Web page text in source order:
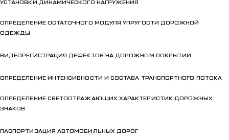
УСТАНОВКИ ДИНАМИЧЕСКОГО НАГРУЖЕНИЯ
ОПРЕДЕЛЕНИЕ ОСТАТОЧНОГО МОДУЛЯ УПРУГОСТИ ДОРОЖНОЙ
ОДЕЖДЫ
ВИДЕОРЕГИСТРАЦИЯ ДЕФЕКТОВ НА ДОРОЖНОМ ПОКРЫТИИ
ОПРЕДЕЛЕНИЕ ИНТЕНСИВНОСТИ И СОСТАВА ТРАНСПОРТНОГО ПОТОКА
ОПРЕДЕЛЕНИЕ СВЕТООТРАЖАЮЩИХ ХАРАКТЕРИСТИК ДОРОЖНЫХ
ЗНАКОВ
ПАСПОРТИЗАЦИЯ АВТОМОБИЛЬНЫХ ДОРОГ